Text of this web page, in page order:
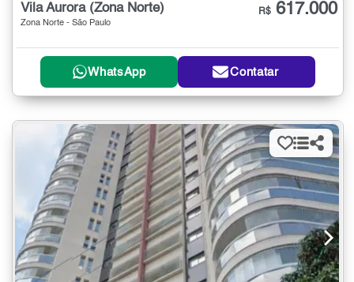
Vila Aurora (Zona Norte)
Zona Norte - São Paulo
R$ 617.000
WhatsApp Contatar